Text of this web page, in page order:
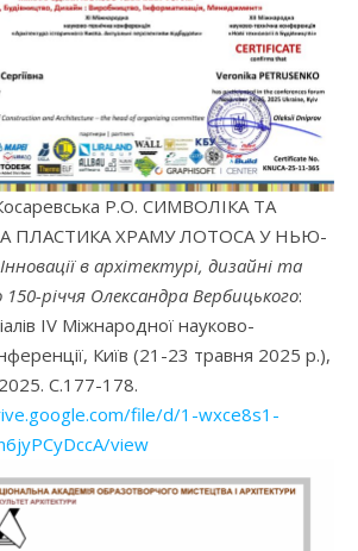
Р.О. СИМВОЛІКА ТА
ПЛАСТИКА ХРАМУ ЛОТОСА У НЬЮ-
Інновації в архітектурі, дизайні та
річчя Олександра Вербицького:
IV Міжнародної науково-
Київ (21-23 травня 2025 р.),
С.177-178.
file/d/1-wxce8s1-
view